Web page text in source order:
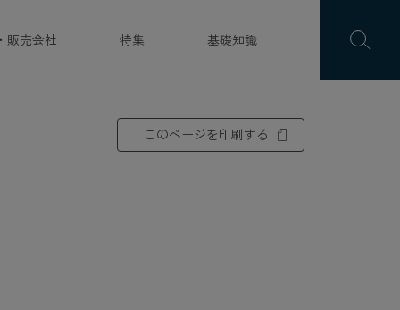
販売会社 特集 基礎知識
このページを印刷する